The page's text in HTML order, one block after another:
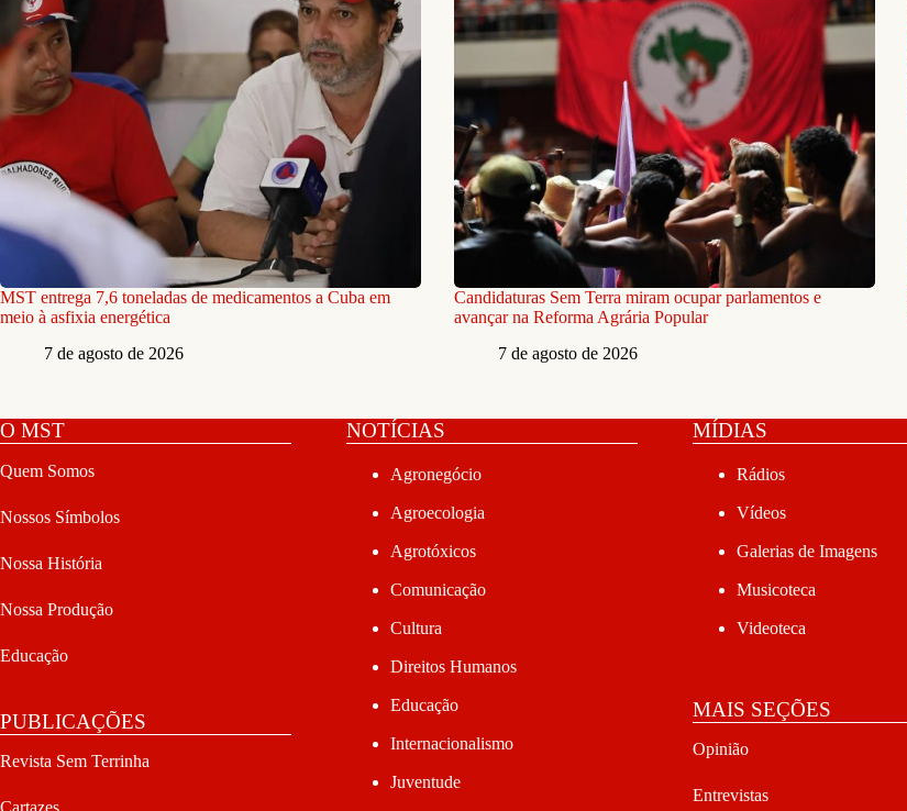
MST entrega 7,6 toneladas de medicamentos a Cuba em
meio à asfixia energética
7 de agosto de 2026
Candidaturas Sem Terra miram ocupar parlamentos e
avançar na Reforma Agrária Popular
7 de agosto de 2026
O MST
Quem Somos
Nossos Símbolos
Nossa História
Nossa Produção
Educação
PUBLICAÇÕES
Revista Sem Terrinha
NOTÍCIAS
Agronegócio
Agroecologia
Agrotóxicos
Comunicação
Cultura
Direitos Humanos
Educação
Internacionalismo
Juventude
MÍDIAS
Rádios
Vídeos
Galerias de Imagens
Musicoteca
Videoteca
MAIS SEÇÕES
Opinião
Entrevistas